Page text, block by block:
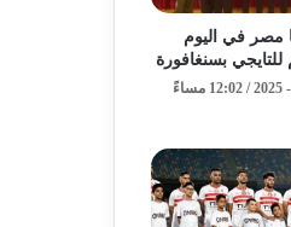
مصر في اليوم
للتايجي بسنغافورة